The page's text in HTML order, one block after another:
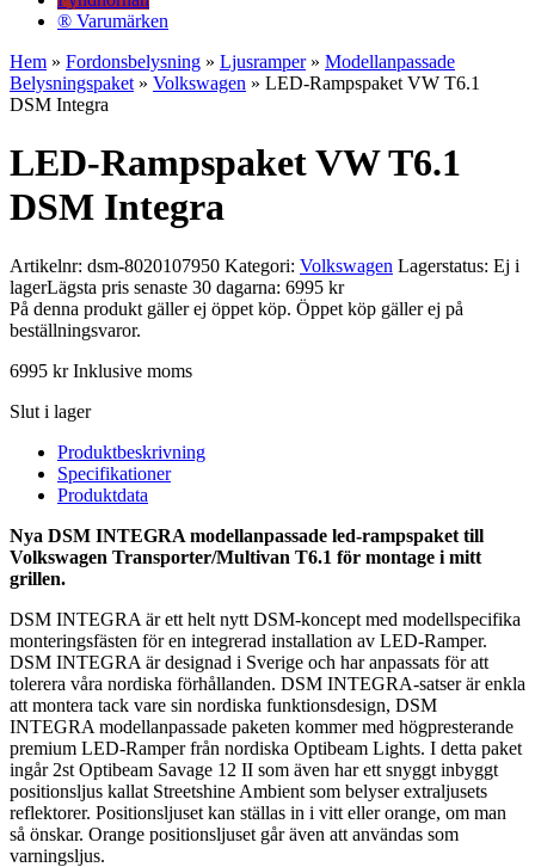
® Varumärken
Hem » Fordonsbelysning » Ljusramper» Modellanpassade
Belysningspaket » Volkswagen » LED-Rampspaket VW T6.1
DSM Integra
LED-Rampspaket VW T6.1
DSM Integra
Artikelnr: dsm-8020107950 Kategori: Volkswagen Lagerstatus: Ej i
lagerLägsta pris senaste 30 dagarna: 6995 kr
På denna produkt gäller ej öppet köp. Öppet köp gäller ej på
beställningsvaror.
6995 kr Inklusive moms
Slut i lager
Produktbeskrivning
Specifikationer
Produktdata
Nya DSM INTEGRA modellanpassade led-rampspaket till
Volkswagen Transporter/Multivan T6.1 för montage i mitt
grillen.
DSM INTEGRA är ett helt nytt DSM-koncept med modellspecifika
monteringsfästen för en integrerad installation av LED-Ramper.
DSM INTEGRA är designad i Sverige och har anpassats för att
tolerera våra nordiska förhållanden. DSM INTEGRA-satser är enkla
att montera tack vare sin nordiska funktionsdesign, DSM
INTEGRA modellanpassade paketen kommer med högpresterande
premium LED-Ramper från nordiska Optibeam Lights. I detta paket
ingår 2st Optibeam Savage 12 II som även har ett snyggt inbyggt
positionsljus kallat Streetshine Ambient som belyser extraljusets
reflektorer. Positionsljuset kan ställas in i vitt eller orange, om man
så önskar. Orange positionsljuset går även att användas som
varningsljus.